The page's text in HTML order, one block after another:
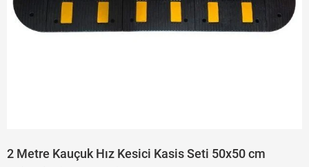
2 Metre Kauçuk Hız Kesici Kasis Seti 50x50 cm